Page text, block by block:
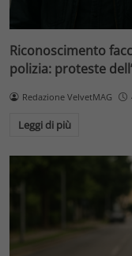
Riconoscimento
polizia: proteste
Redazione VelvetMAG
Leggi di più